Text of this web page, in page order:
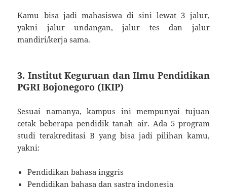
Kamu bisa jadi mahasiswa di sini lewat 3 jalur,
yakni jalur undangan, jalur tes dan jalur
mandiri/kerja sama.
3. Institut Keguruan dan Ilmu Pendidikan
PGRI Bojonegoro (IKIP)
Sesuai namanya, kampus ini mempunyai tujuan
cetak beberapa pendidik tanah air. Ada 5 program
studi terakreditasi B yang bisa jadi pilihan kamu,
yakni:
Pendidikan bahasa inggris
Pendidikan bahasa dan sastra indonesia